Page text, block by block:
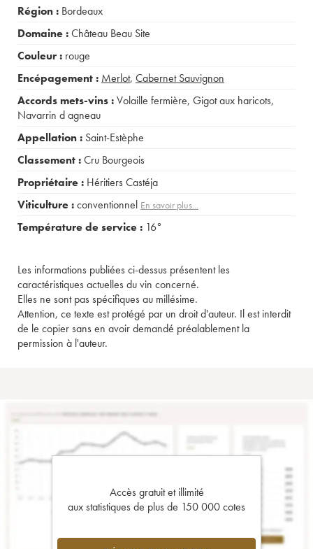
Région : Bordeaux
Domaine :Château Beau Site
Couleur : rouge
Encépagement : Merlot, Cabernet Sauvignon
Accords mets-vins :Volaille fermière, Gigot aux haricots,
Navarrin d agneau
Appellation : Saint-Estèphe
Classement :Cru Bourgeois
Propriétaire : Héritiers Castéja
Viticulture :conventionnel En savoir plus...
Température de service : 16°
Les informations publiées ci-dessus présentent les
caractéristiques actuelles du vin concerné.
Elles ne sont pas spécifiques au millésime.
Attention, ce texte est protégé par un droit d'auteur. Il est interdit
de le copier sans en avoir demandé préalablement la
permission à l'auteur.
Accès gratuit et illimité
aux statistiques de plus de 150 000 cotes